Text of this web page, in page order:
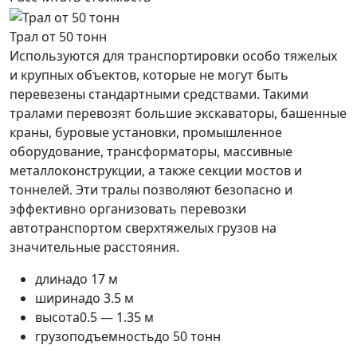
Трал от 50 тонн
Используются для транспортировки особо тяжелых
и крупных объектов, которые не могут быть
перевезены стандартными средствами. Такими
тралами перевозят большие экскаваторы, башенные
краны, буровые установки, промышленное
оборудование, трансформаторы, массивные
металлоконструкции, а также секции мостов и
тоннелей. Эти тралы позволяют безопасно и
эффективно организовать перевозки
автотранспортом сверхтяжелых грузов на
значительные расстояния.
длинадо 17 м
ширинадо 3.5 м
высота0.5 — 1.35 м
грузоподъемностьдо 50 тонн